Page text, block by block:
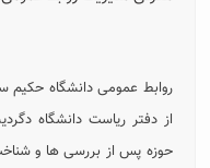
از دفتر ریاست دانشگاه
حوزه پس از بررسی ها و